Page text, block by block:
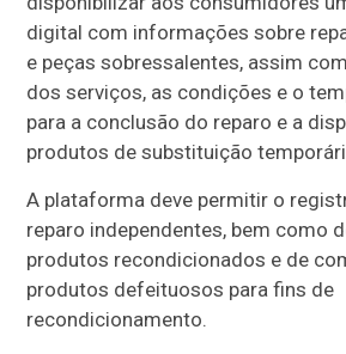
digital com informações sobre
e peças sobressalentes, assim
dos serviços, as condições e o
para a conclusão do reparo e a
produtos de substituição
A plataforma deve permitir o
reparo independentes, bem como
produtos recondicionados e de
produtos defeituosos para fins de
recondicionamento.